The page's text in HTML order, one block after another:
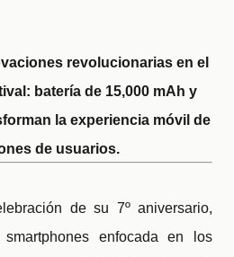
revolucionarias en el
batería de 15,000 mAh y
la experiencia móvil de
de usuarios.
de su 7º aniversario,
enfocada en los